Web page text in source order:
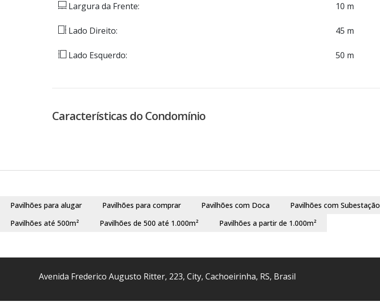
Largura da Frente: 10 m
Lado Direito: 45 m
Lado Esquerdo: 50 m
Características do Condomínio
Pavilhões para alugar Pavilhões para comprar Pavilhões com Doca Pavilhões com Subestação
Pavilhões até 500m²
Pavilhões de 500 até 1.000m² Pavilhões a partir de 1.000m²
Avenida Frederico Augusto Ritter, 223, City, Cachoeirinha, RS, Brasil